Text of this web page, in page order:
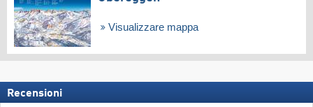
Visualizzare mappa
Recensioni